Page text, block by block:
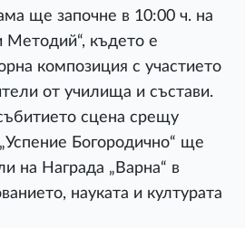
ще започне в 10:00 ч. на
Методий“, където е
композиция с участието
от училища и състави.
сцена срещу
Богородично“ ще
на Награда „Варна“ в
науката и културата